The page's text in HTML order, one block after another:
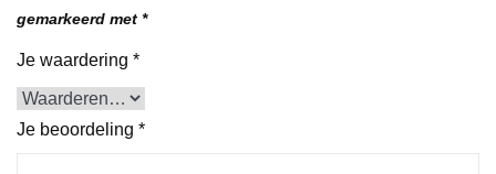
gemarkeerd met *
Je waardering *
Je beoordeling *